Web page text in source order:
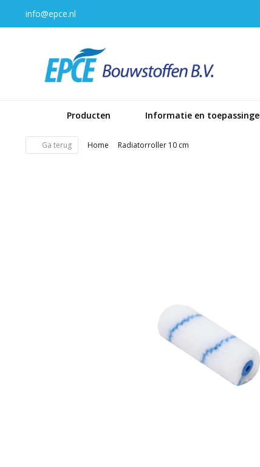
info@epce.nl
Producten Informatie en
Ga terug Home Radiatorroller 10 cm